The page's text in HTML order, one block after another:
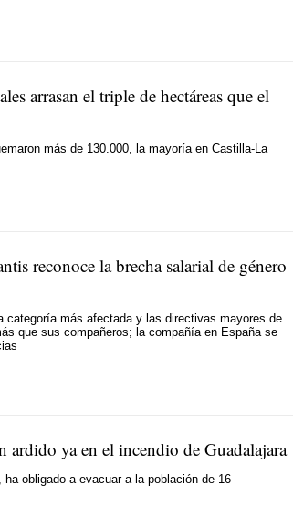
arrasan el triple de hectáreas que el
más de 130.000, la mayoría en Castilla-La
reconoce la brecha salarial de género
categoría más afectada y las directivas mayores de
que sus compañeros; la compañía en España se
ardido ya en el incendio de Guadalajara
obligado a evacuar a la población de 16